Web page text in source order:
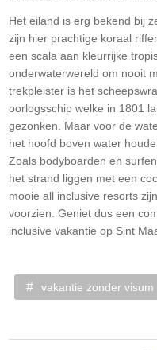
Het eiland is erg bekend bij
zijn hier prachtige koraal
een scala aan kleurrijke
onderwaterwereld om nooit
trekpleister is het
oorlogsschip welke in 1801
gezonken. Maar voor de
het hoofd boven water
Zoals bodyboarden en
het strand liggen met een
mooie all inclusive resorts
voorzien. Geniet dus een
inclusive vakantie op Sint
vakantie zonder visum